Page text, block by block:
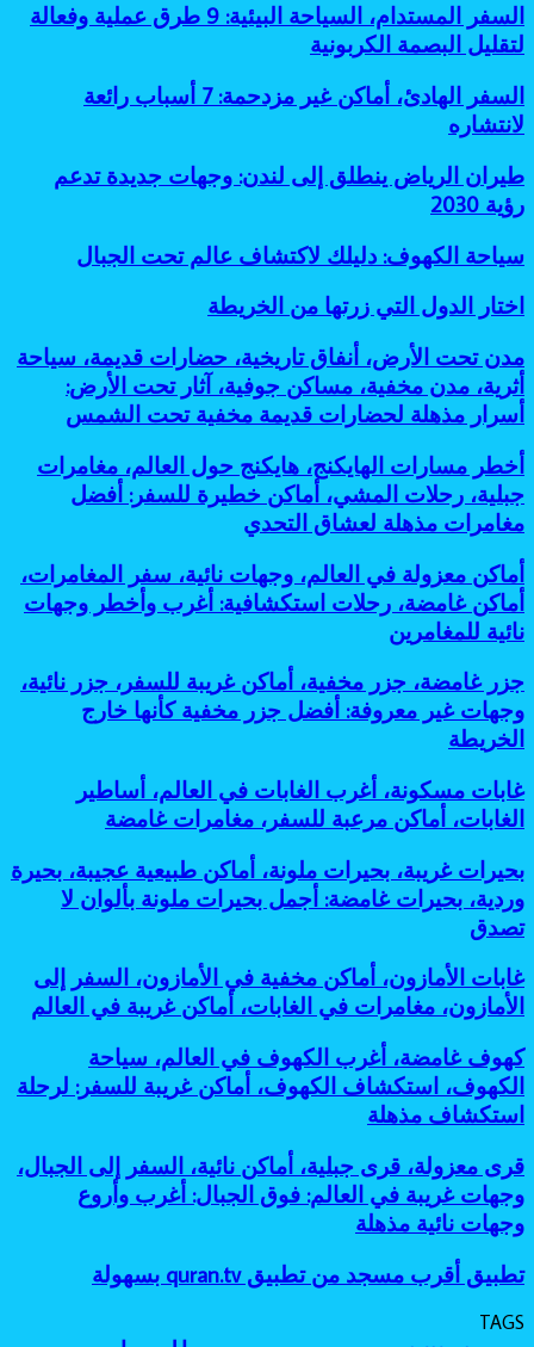
السفر
المستدام،
السياحة
البيئية:
9
طرق
وفعالة
لتقليل
البصمة
السفر المستدام، السياحة البيئية: 9 طرق عملية وفعالة
لتقليل البصمة الكربونية
السفر
الهادئ،
أماكن
مزدحمة:
7
رائعة
لانتشاره
السفر الهادئ، أماكن غير مزدحمة: 7 أسباب رائعة
لانتشاره
طيران
الرياض
ينطلق
لندن:
جديدة
رؤية
2030
طيران الرياض ينطلق إلى لندن: وجهات جديدة تدعم
رؤية 2030
سياحة
الكهوف:
دليلك
لاكتشاف
تحت
الجبال
سياحة الكهوف: دليلك لاكتشاف عالم تحت الجبال
اختار
الدول
زرتها
من
الخريطة
اختار الدول التي زرتها من الخريطة
مدن
تحت
الأرض،
أنفاق
حضارات
قديمة،
سياحة
أثرية،
مدن
مخفية،
مساكن
جوفية،
آثار
الأرض:
أسرار
مذهلة
قديمة
مخفية
تحت
مدن تحت الأرض، أنفاق تاريخية، حضارات قديمة، سياحة
أثرية، مدن مخفية، مساكن جوفية، آثار تحت الأرض:
أسرار مذهلة لحضارات قديمة مخفية تحت الشمس
أخطر
مسارات
الهايكنج،
هايكنج
العالم،
مغامرات
جبلية،
رحلات
أماكن
خطيرة
للسفر:
أفضل
مغامرات
مذهلة
لعشاق
أخطر مسارات الهايكنج، هايكنج حول العالم، مغامرات
جبلية، رحلات المشي، أماكن خطيرة للسفر: أفضل
مغامرات مذهلة لعشاق التحدي
أماكن
معزولة
في
العالم،
نائية،
سفر
المغامرات،
أماكن
رحلات
استكشافية:
وأخطر
وجهات
نائية
للمغامرين
أماكن معزولة في العالم، وجهات نائية، سفر المغامرات،
أماكن غامضة، رحلات استكشافية: أغرب وأخطر وجهات
نائية للمغامرين
جزر
غامضة،
جزر
مخفية،
غريبة
للسفر،
جزر
وجهات
غير
معروفة:
جزر
مخفية
كأنها
الخريطة
جزر غامضة، جزر مخفية، أماكن غريبة للسفر، جزر نائية،
وجهات غير معروفة: أفضل جزر مخفية كأنها خارج
الخريطة
غابات
مسكونة،
أغرب
في
العالم،
أساطير
الغابات،
أماكن
مرعبة
للسفر،
غامضة
غابات مسكونة، أغرب الغابات في العالم، أساطير
الغابات، أماكن مرعبة للسفر، مغامرات غامضة
بحيرات
غريبة،
بحيرات
ملونة،
طبيعية
عجيبة،
بحيرة
وردية،
بحيرات
غامضة:
أجمل
ملونة
بألوان
لا
تصدق
بحيرات غريبة، بحيرات ملونة، أماكن طبيعية عجيبة، بحيرة
وردية، بحيرات غامضة: أجمل بحيرات ملونة بألوان لا
تصدق
غابات
الأمازون،
أماكن
في
الأمازون،
السفر
إلى
الأمازون،
مغامرات
في
الغابات،
غريبة
في
العالم
غابات الأمازون، أماكن مخفية في الأمازون، السفر إلى
الأمازون، مغامرات في الغابات، أماكن غريبة في العالم
كهوف
غامضة،
أغرب
الكهوف
العالم،
سياحة
الكهوف،
استكشاف
أماكن
للسفر:
كهوف غامضة، أغرب الكهوف في العالم، سياحة
الكهوف، استكشاف الكهوف، أماكن غريبة للسفر: لرحلة
استكشاف مذهلة
قرى
معزولة،
قرى
جبلية،
نائية،
إلى
قرى معزولة، قرى جبلية، أماكن نائية، السفر إلى الجبال،
وجهات غريبة في العالم: فوق الجبال: أغرب وأروع
وجهات نائية مذهلة
تطبيق
أقرب
مسجد
تطبيق أقرب مسجد من تطبيق quran.tv بسهولة
TAGS